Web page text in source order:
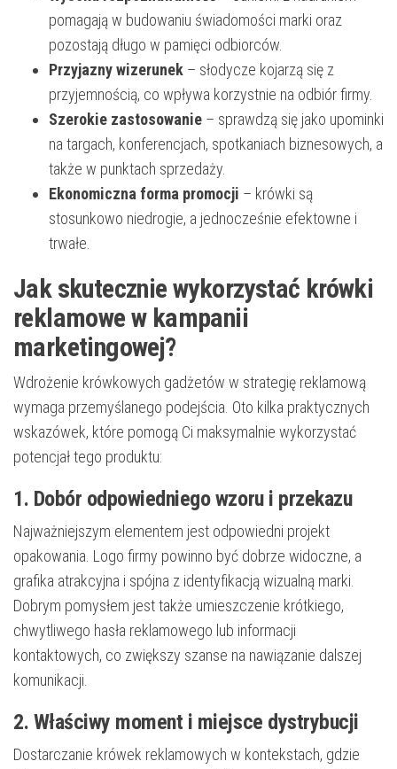
pomagają w budowaniu świadomości marki oraz
pozostają długo w pamięci odbiorców.
Przyjazny wizerunek – słodycze kojarzą się z
przyjemnością, co wpływa korzystnie na odbiór firmy.
Szerokie zastosowanie – sprawdzą się jako upominki
na targach, konferencjach, spotkaniach biznesowych, a
także w punktach sprzedaży.
Ekonomiczna forma promocji – krówki są
stosunkowo niedrogie, a jednocześnie efektowne i
trwałe.
Jak skutecznie wykorzystać krówki
reklamowe w kampanii
marketingowej?
Wdrożenie krówkowych gadżetów w strategię reklamową
wymaga przemyślanego podejścia. Oto kilka praktycznych
wskazówek, które pomogą Ci maksymalnie wykorzystać
potencjał tego produktu:
1. Dobór odpowiedniego wzoru i przekazu
Najważniejszym elementem jest odpowiedni projekt
opakowania. Logo firmy powinno być dobrze widoczne, a
grafika atrakcyjna i spójna z identyfikacją wizualną marki.
Dobrym pomysłem jest także umieszczenie krótkiego,
chwytliwego hasła reklamowego lub informacji
kontaktowych, co zwiększy szanse na nawiązanie dalszej
komunikacji.
2. Właściwy moment i miejsce dystrybucji
Dostarczanie krówek reklamowych w kontekstach, gdzie